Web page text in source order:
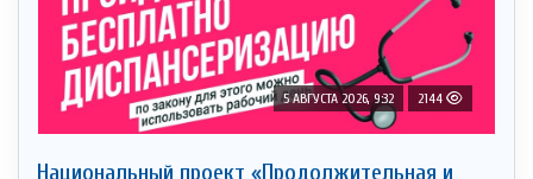
5 АВГУСТА 2026, 9:32 2144
Национальный проект «Продолжительная и